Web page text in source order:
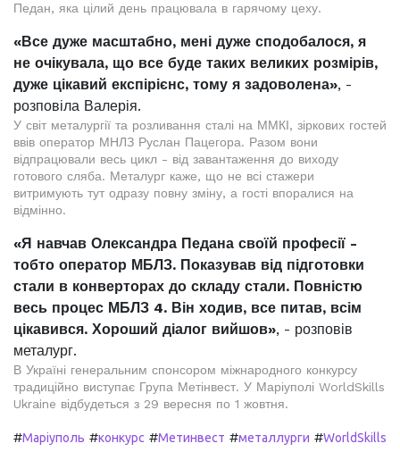
Педан, яка цілий день працювала в гарячому цеху.
«Все дуже масштабно, мені дуже сподобалося, я
не очікувала, що все буде таких великих розмірів,
дуже цікавий експірієнс, тому я задоволена», -
розповіла Валерія.
У світ металургії та розливання сталі на ММКІ, зіркових гостей
ввів оператор МНЛЗ Руслан Пацегора. Разом вони
відпрацювали весь цикл - від завантаження до виходу
готового сляба. Металург каже, що не всі стажери
витримують тут одразу повну зміну, а гості впоралися на
відмінно.
«Я навчав Олександра Педана своїй професії -
тобто оператор МБЛЗ. Показував від підготовки
стали в конверторах до складу стали. Повністю
весь процес МБЛЗ 4. Він ходив, все питав, всім
цікавився. Хороший діалог вийшов», - розповів
металург.
В Україні генеральним спонсором міжнародного конкурсу
традиційно виступає Група Метінвест. У Маріуполі WorldSkills
Ukraine відбудеться з 29 вересня по 1 жовтня.
#Маріуполь #конкурс #Метинвест #металлурги #WorldSkills